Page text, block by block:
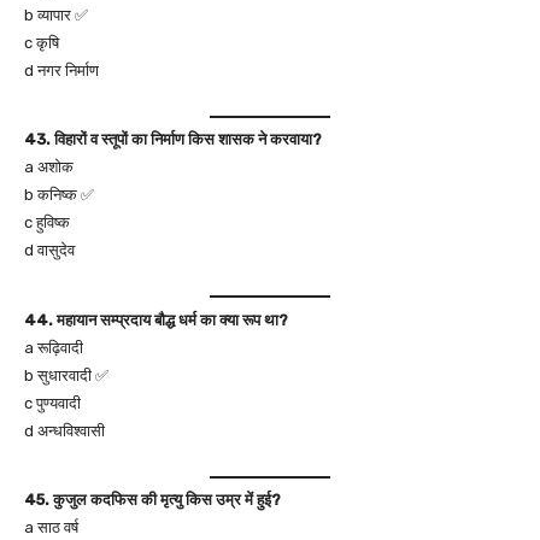
b व्यापार ✅
c कृषि
d नगर निर्माण
43. विहारों व स्तूपों का निर्माण किस शासक ने करवाया?
a अशोक
b कनिष्क ✅
c हुविष्क
d वासुदेव
44. महायान सम्प्रदाय बौद्ध धर्म का क्या रूप था?
a रूढ़िवादी
b सुधारवादी ✅
c पुण्यवादी
d अन्धविश्वासी
45. कुजुल कदफिस की मृत्यु किस उम्र में हुई?
a साठ वर्ष